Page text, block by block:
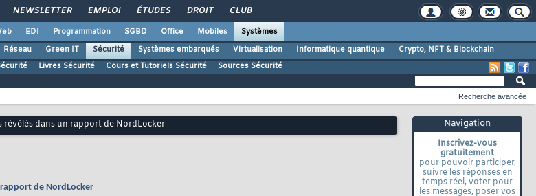
NEWSLETTER EMPLOI ÉTUDES DROIT CLUB
EDI Programmation SGBD Office Mobiles
Systèmes
Réseau Green IT Sécurité Systèmes embarqués Virtualisation Informatique quantique
Crypto, NFT & Blockchain
Livres Sécurité Cours et Tutoriels Sécurité Sources Sécurité
Navigation
Inscrivez-vous
gratuitement
pour pouvoir participer,
suivre les réponses en
temps réel, voter pour
les messages, poser vos
Recherche avancée
révélés dans un rapport de NordLocker
de NordLocker